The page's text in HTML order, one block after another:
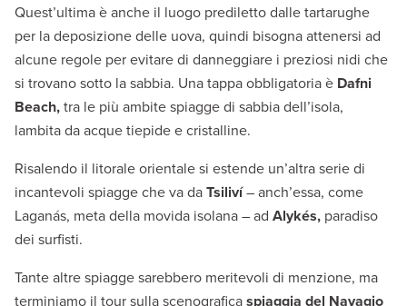
Quest’ultima è anche il luogo prediletto dalle tartarughe
per la deposizione delle uova, quindi bisogna attenersi ad
alcune regole per evitare di danneggiare i preziosi nidi che
si trovano sotto la sabbia. Una tappa obbligatoria è Dafni
Beach,tra le più ambite spiagge di sabbia dell’isola,
lambita da acque tiepide e cristalline.
Risalendo il litorale orientale si estende un’altra serie di
incantevoli spiagge che va daTsiliví– anch’essa, come
Laganás, meta della movida isolana – ad Alykés, paradiso
dei surfisti.
Tante altre spiagge sarebbero meritevoli di menzione, ma
terminiamo il tour sulla scenograficaspiaggia del Navagio